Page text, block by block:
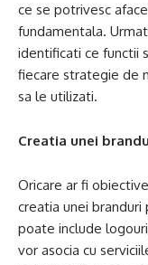
ce se potrivesc
fundamentala.
identificati ce functii
fiecare strategie de
sa le utilizati.
Creatia unei
Oricare ar fi
creatia unei
poate include
vor asocia cu